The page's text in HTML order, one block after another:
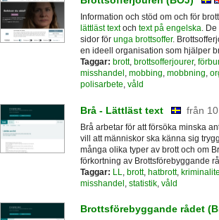
Information och stöd om och för
lättläst textoch text på engelska. De
sidor för unga brottsoffer.
en ideell organisation som hjälper
Taggar: brott, brottsofferjourer,
misshandel , mobbing, mobbning,
polisarbete, våld
Brå - Lättläst text från
Brå arbetar för att försöka minska
vill att människor ska känna sig
många olika typer av brott och om
förkortning av Brottsförebyggande
Taggar: LL, brott, hatbrott,
misshandel, statistik, våld
Brottsförebyggande rådet